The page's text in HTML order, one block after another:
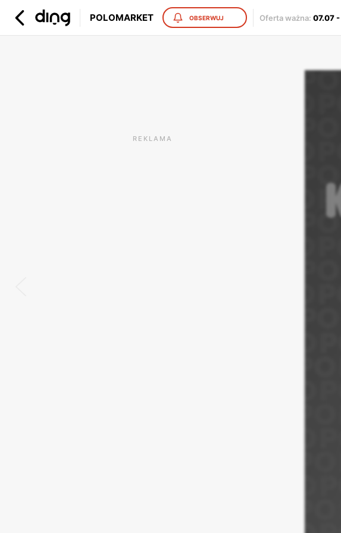
POLOMARKET OBSERWUJ Oferta ważna: 07.07-
REKLAMA